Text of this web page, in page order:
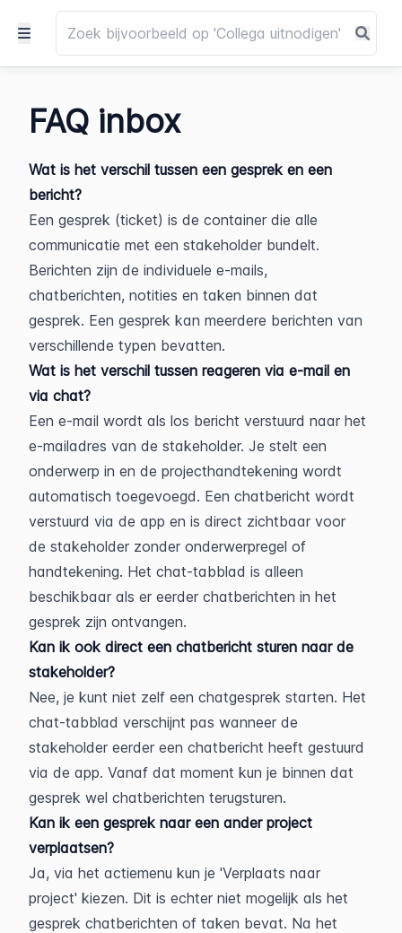
FAQ inbox
Wat is het verschil tussen een gesprek en een
bericht?
Een gesprek (ticket) is de container die alle
communicatie met een stakeholder bundelt.
Berichten zijn de individuele e-mails,
chatberichten, notities en taken binnen dat
gesprek. Een gesprek kan meerdere berichten van
verschillende typen bevatten.
Wat is het verschil tussen reageren via e-mail en
via chat?
Een e-mail wordt als los bericht verstuurd naar het
e-mailadres van de stakeholder. Je stelt een
onderwerp in en de projecthandtekening wordt
automatisch toegevoegd. Een chatbericht wordt
verstuurd via de app en is direct zichtbaar voor
de stakeholder zonder onderwerpregel of
handtekening. Het chat-tabblad is alleen
beschikbaar als er eerder chatberichten in het
gesprek zijn ontvangen.
Kan ik ook direct een chatbericht sturen naar de
stakeholder?
Nee, je kunt niet zelf een chatgesprek starten. Het
chat-tabblad verschijnt pas wanneer de
stakeholder eerder een chatbericht heeft gestuurd
via de app. Vanaf dat moment kun je binnen dat
gesprek wel chatberichten terugsturen.
Kan ik een gesprek naar een ander project
verplaatsen?
Ja, via het actiemenu kun je 'Verplaats naar
project' kiezen. Dit is echter niet mogelijk als het
gesprek chatberichten of taken bevat. Na het